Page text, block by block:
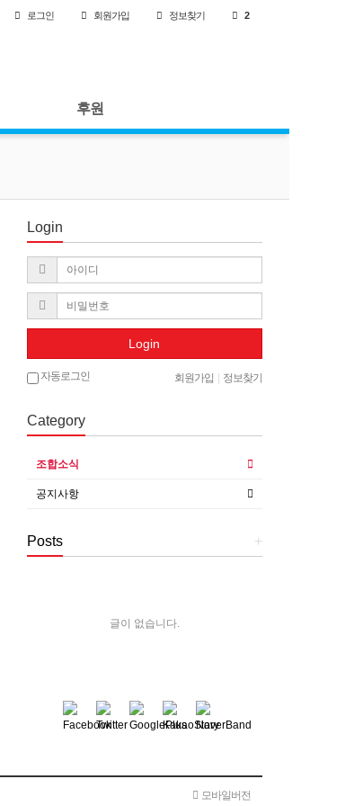
로그인 회원가입 정보찾기 2
후원
Login
Login
자동로그인 회원가입 정보찾기
Category
조합소식
공지사항
+
Posts
글이 없습니다.
모바일버전